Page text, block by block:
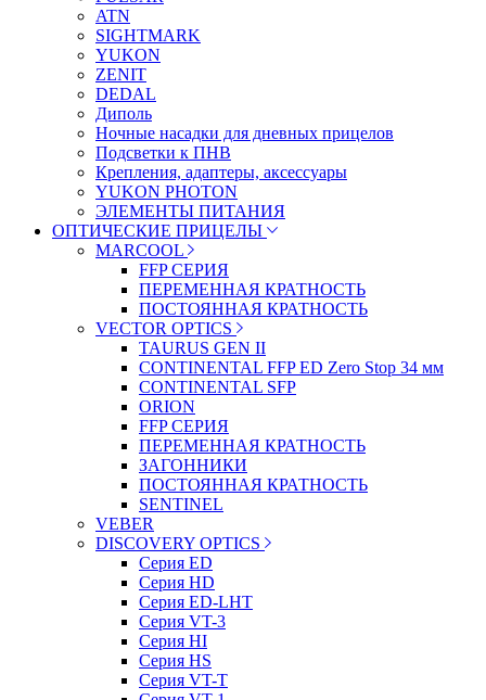
ATN
SIGHTMARK
YUKON
ZENIT
DEDAL
Диполь
Ночные насадки для дневных прицелов
Подсветки к ПНВ
Крепления, адаптеры, аксессуары
YUKON PHOTON
ЭЛЕМЕНТЫ ПИТАНИЯ
ОПТИЧЕСКИЕ ПРИЦЕЛЫ
MARCOOL
FFP СЕРИЯ
ПЕРЕМЕННАЯ КРАТНОСТЬ
ПОСТОЯННАЯ КРАТНОСТЬ
VECTOR OPTICS
TAURUS GEN II
CONTINENTAL FFP ED Zero Stop 34 мм
CONTINENTAL SFP
ORION
FFP СЕРИЯ
ПЕРЕМЕННАЯ КРАТНОСТЬ
ЗАГОННИКИ
ПОСТОЯННАЯ КРАТНОСТЬ
SENTINEL
VEBER
DISCOVERY OPTICS
Серия ED
Серия HD
Серия ED-LHT
Серия VT-3
Серия HI
Серия HS
Серия VT-T